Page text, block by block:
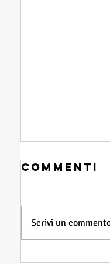
Commenti
Scrivi un